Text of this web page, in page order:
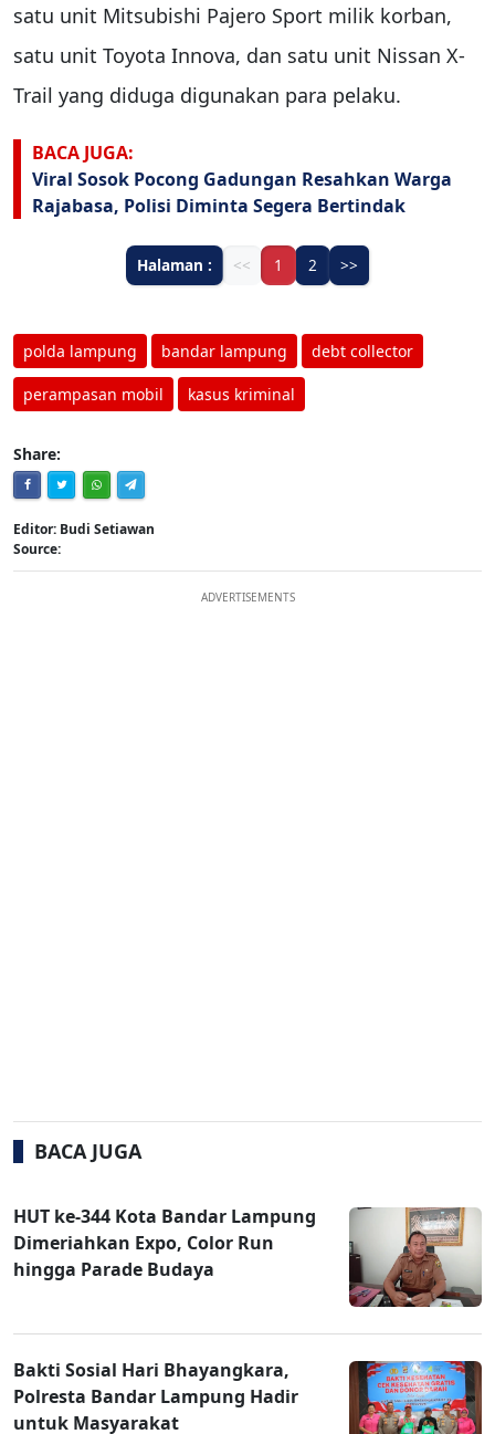
satu unit Mitsubishi Pajero Sport milik korban,
satu unit Toyota Innova, dan satu unit Nissan X-
Trail yang diduga digunakan para pelaku.
BACA JUGA:
Viral Sosok Pocong Gadungan Resahkan Warga
Rajabasa, Polisi Diminta Segera Bertindak
Halaman : << 1 2 >>
polda lampung bandar lampung debt collector
perampasan mobil kasus kriminal
Share:
Editor: Budi Setiawan
Source:
ADVERTISEMENTS
BACA JUGA
HUT ke-344 Kota Bandar Lampung
Dimeriahkan Expo, Color Run
hingga Parade Budaya
Bakti Sosial Hari Bhayangkara,
Polresta Bandar Lampung Hadir
untuk Masyarakat